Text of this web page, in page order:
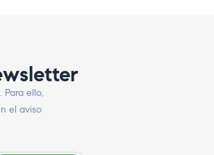
ello,
el aviso